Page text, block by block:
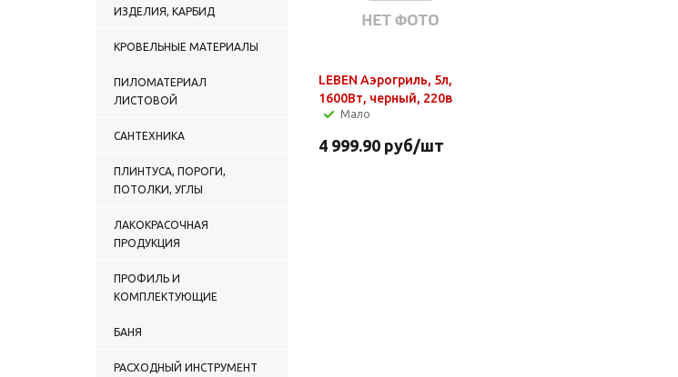
ИЗДЕЛИЯ, КАРБИД
КРОВЕЛЬНЫЕ МАТЕРИАЛЫ
ПИЛОМАТЕРИАЛ
ЛИСТОВОЙ
САНТЕХНИКА
ПЛИНТУСА, ПОРОГИ,
ПОТОЛКИ, УГЛЫ
ЛАКОКРАСОЧНАЯ
ПРОДУКЦИЯ
ПРОФИЛЬ И
КОМПЛЕКТУЮЩИЕ
БАНЯ
РАСХОДНЫЙ ИНСТРУМЕНТ
LEBEN Аэрогриль, 5л,
1600Вт, черный, 220в
Мало
4 999.90 руб/шт